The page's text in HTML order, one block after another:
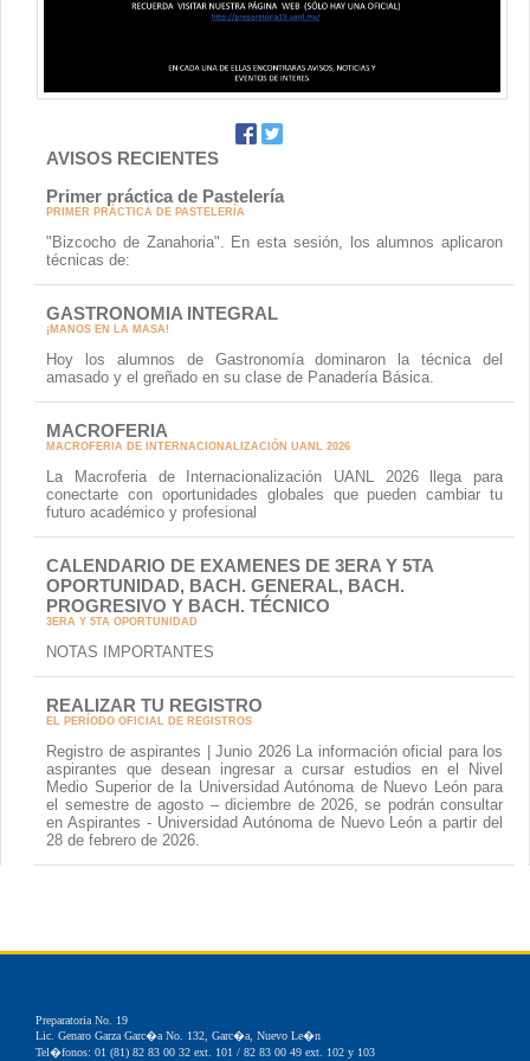
Contacto
AVISOS RECIENTES
Primer práctica de Pastelería
PRIMER PRÁCTICA DE PASTELERÍA
"Bizcocho de Zanahoria". En esta sesión, los alumnos aplicaron
técnicas de:
GASTRONOMIA INTEGRAL
¡MANOS EN LA MASA!
Hoy los alumnos de Gastronomía dominaron la técnica del
amasado y el greñado en su clase de Panadería Básica.
MACROFERIA
MACROFERIA DE INTERNACIONALIZACIÓN UANL 2026
La Macroferia de Internacionalización UANL 2026 llega para
conectarte con oportunidades globales que pueden cambiar tu
futuro académico y profesional
CALENDARIO DE EXAMENES DE 3ERA Y 5TA
OPORTUNIDAD, BACH. GENERAL, BACH.
PROGRESIVO Y BACH. TÉCNICO
3ERA Y 5TA OPORTUNIDAD
NOTAS IMPORTANTES
REALIZAR TU REGISTRO
EL PERÍODO OFICIAL DE REGISTROS
Registro de aspirantes | Junio 2026 La información oficial para los
aspirantes que desean ingresar a cursar estudios en el Nivel
Medio Superior de la Universidad Autónoma de Nuevo León para
el semestre de agosto – diciembre de 2026, se podrán consultar
en Aspirantes - Universidad Autónoma de Nuevo León a partir del
28 de febrero de 2026.
Preparatoria No. 19
Lic. Genaro Garza Garc�a No. 132, Garc�a, Nuevo Le�n
Tel�fonos: 01 (81) 82 83 00 32 ext. 101 / 82 83 00 49 ext. 102 y 103